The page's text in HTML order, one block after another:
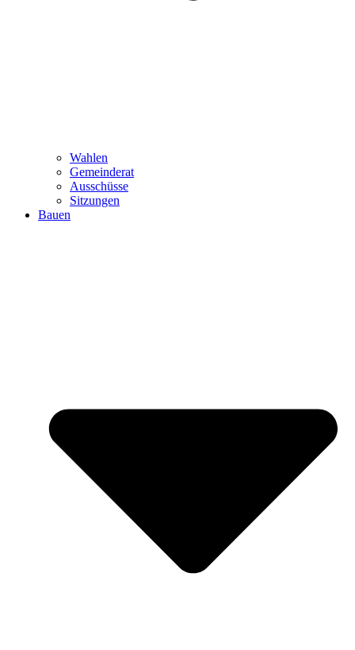
Wahlen
Gemeinderat
Ausschüsse
Sitzungen
Bauen